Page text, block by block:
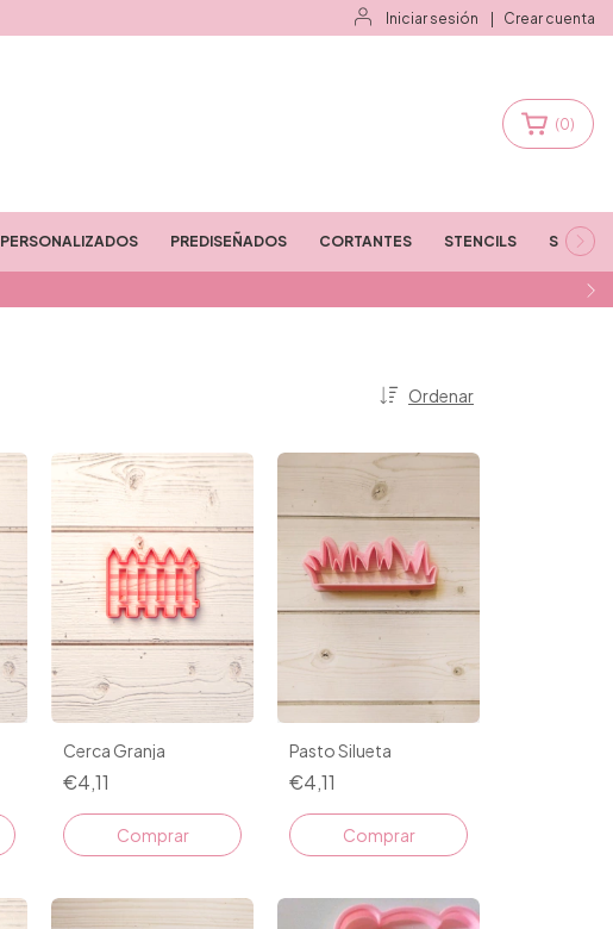
Iniciar sesión Crear cuenta
(0)
PERSONALIZADOS PREDISEÑADOS CORTANTES STENCILS STAMPS
Ordenar
Cerca Granja
€4,11
Comprar
Pasto Silueta
€4,11
Comprar